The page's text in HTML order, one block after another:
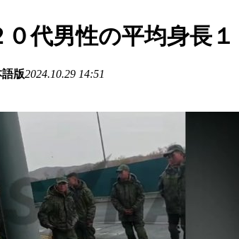
０代男性の平均身
版2024.10.29 14:51